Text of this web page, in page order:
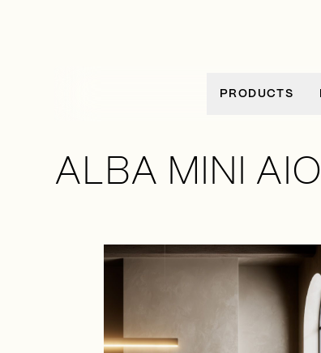
PRODUCTS
ALBA MINI AIO